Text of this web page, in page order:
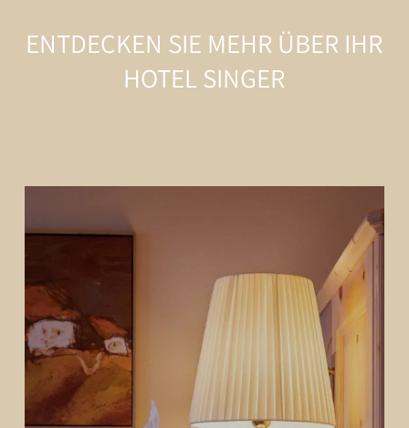
ENTDECKEN SIE MEHR ÜBER IHR
HOTEL SINGER